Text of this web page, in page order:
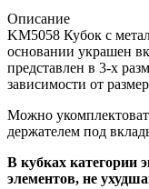
Описание
KM5058 Кубок с
основании украшен
представлен в 3-х
зависимости от
Можно
держателем под
В кубках категории
элементов, не